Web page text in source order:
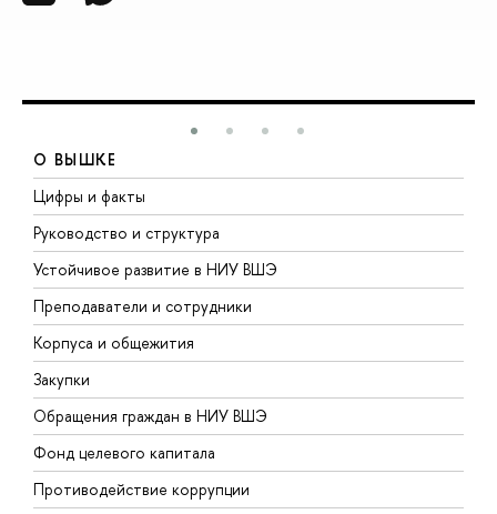
О ВЫШКЕ
Цифры и факты
Руководство и структура
Устойчивое развитие в НИУ ВШЭ
Преподаватели и сотрудники
Корпуса и общежития
Закупки
Обращения граждан в НИУ ВШЭ
Фонд целевого капитала
Противодействие коррупции